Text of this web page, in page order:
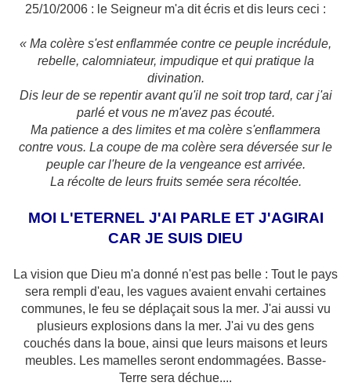
25/10/2006 : le Seigneur m'a dit écris et dis leurs ceci :
« Ma colère s'est enflammée contre ce peuple incrédule,
rebelle, calomniateur, impudique et qui pratique la
divination.
Dis leur de se repentir avant qu'il ne soit trop tard, car j'ai
parlé et vous ne m'avez pas écouté.
Ma patience a des limites et ma colère s'enflammera
contre vous. La coupe de ma colère sera déversée sur le
peuple car l'heure de la vengeance est arrivée.
La récolte de leurs fruits semée sera récoltée.
MOI L'ETERNEL J'AI PARLE ET J'AGIRAI
CAR JE SUIS DIEU
La vision que Dieu m'a donné n'est pas belle : Tout le pays
sera rempli d'eau, les vagues avaient envahi certaines
communes, le feu se déplaçait sous la mer. J'ai aussi vu
plusieurs explosions dans la mer. J'ai vu des gens
couchés dans la boue, ainsi que leurs maisons et leurs
meubles. Les mamelles seront endommagées. Basse-
Terre sera déchue....